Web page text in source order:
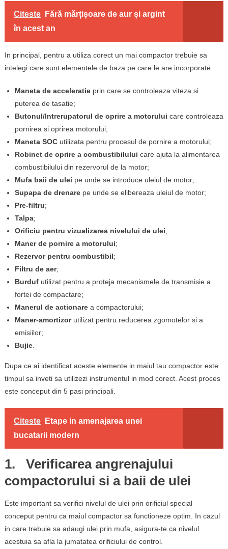
Citeste
Fără mărțișoare de aur și argint
în acest an
In principal, pentru a utiliza corect un mai compactor trebuie sa
intelegi care sunt elementele de baza pe care le are incorporate:
Maneta de acceleratieprin care se controleaza viteza si
puterea de tasatie;
Butonul/Intrerupatorul de oprire a motorului care controleaza
pornirea si oprirea motorului;
Maneta SOCutilizata pentru procesul de pornire a motorului;
Robinet de oprire a combustibilului care ajuta la alimentarea
combustibilului din rezervorul de la motor;
Mufa baii de ulei pe unde se introduce uleiul de motor;
Supapa de drenarepe unde se elibereaza uleiul de motor;
Pre-filtru;
Talpa;
Orificiu pentru vizualizarea nivelului de ulei;
Maner de pornire a motorului;
Rezervor pentru combustibil;
Filtru de aer;
Burdufutilizat pentru a proteja mecanismele de transmisie a
fortei de compactare;
Manerul de actionarea compactorului;
Maner-amortizorutilizat pentru reducerea zgomotelor si a
emisiilor;
Bujie.
Dupa ce ai identificat aceste elemente in maiul tau compactor este
timpul sa inveti sa utilizezi instrumentul in mod corect. Acest proces
este conceput din 5 pasi principali.
Citeste
Etape in amenajarea unei
bucatarii modern
1. Verificarea angrenajului
compactorului si a baii de ulei
Este important sa verifici nivelul de ulei prin orificiul special
conceput pentru ca maiul compactor sa functioneze optim. In cazul
in care trebuie sa adaugi ulei prin mufa, asigura-te ca nivelul
acestuia sa afla la jumatatea orificiului de control.